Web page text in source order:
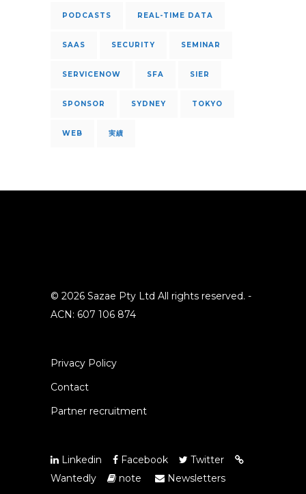
PODCASTS REAL-TIME DATA
SAAS SECURITY SEMINAR
SERVICENOW SFA SIER
SPONSOR SYDNEY TOKYO
WEB 実績
© 2026 Sazae Pty Ltd All rights reserved. -
ACN: 607 106 874
Privacy Policy
Contact
Partner recruitment
Linkedin Facebook
Twitter
Wantedly
note Newsletters